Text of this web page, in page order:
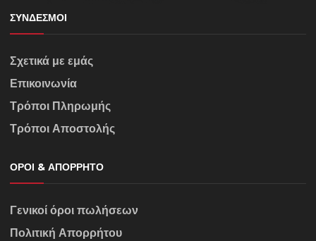
ΣΎΝΔΕΣΜΟΙ
Σχετικά με εμάς
Επικοινωνία
Τρόποι Πληρωμής
Τρόποι Αποστολής
ΌΡΟΙ & ΑΠΌΡΡΗΤΟ
Γενικοί όροι πωλήσεων
Πολιτική Απορρήτου